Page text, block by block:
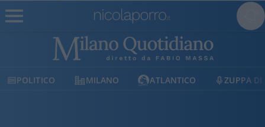
MILANO ATLANTICO ZUPPA DI PORRO